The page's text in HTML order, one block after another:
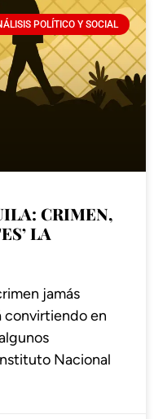
POLÍTICO Y SOCIAL
CRIMEN,
LA
jamás
convirtiendo en
Nacional